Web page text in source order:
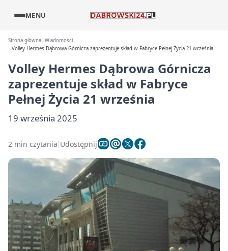
MENU
Strona główna Wiadomości
Volley Hermes Dąbrowa Górnicza zaprezentuje skład w Fabryce Pełnej Życia 21 września
Volley Hermes Dąbrowa Górnicza
zaprezentuje skład w Fabryce
Pełnej Życia 21 września
19 września 2025
2 min czytania Udostępnij